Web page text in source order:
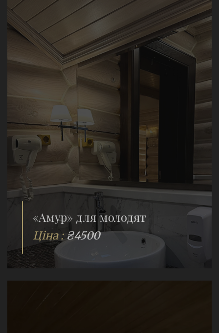
«Амур» для молодят
Ціна : ₴4500